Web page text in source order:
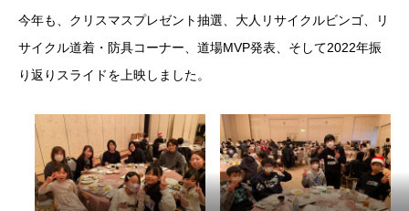
今年も、クリスマスプレゼント抽選、大人リサイクルビンゴ、リ
サイクル道着・防具コーナー、道場MVP発表、そして2022年振
り返りスライドを上映しました。